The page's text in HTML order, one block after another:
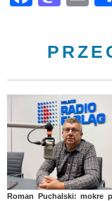
Roman Puchalski: mokre